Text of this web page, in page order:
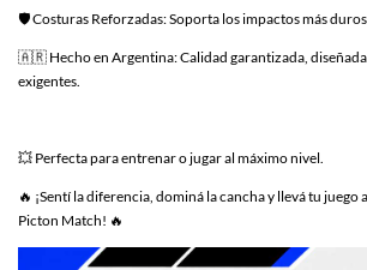
🛡️ Costuras Reforzadas: Soporta los impactos más
🇦🇷 Hecho en Argentina: Calidad garantizada,
exigentes.
💥 Perfecta para entrenar o jugar al máximo nivel.
🔥 ¡Sentí la diferencia, dominá la cancha y llevá tu juego
Picton Match! 🔥